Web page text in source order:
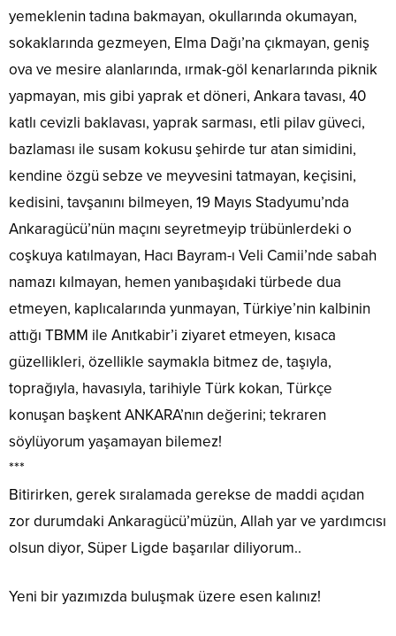
yemeklenin tadına bakmayan, okullarında okumayan,
sokaklarında gezmeyen, Elma Dağı’na çıkmayan, geniş
ova ve mesire alanlarında, ırmak-göl kenarlarında piknik
yapmayan, mis gibi yaprak et döneri, Ankara tavası, 40
katlı cevizli baklavası, yaprak sarması, etli pilav güveci,
bazlaması ile susam kokusu şehirde tur atan simidini,
kendine özgü sebze ve meyvesini tatmayan, keçisini,
kedisini, tavşanını bilmeyen, 19 Mayıs Stadyumu’nda
Ankaragücü’nün maçını seyretmeyip trübünlerdeki o
coşkuya katılmayan, Hacı Bayram-ı Veli Camii’nde sabah
namazı kılmayan, hemen yanıbaşıdaki türbede dua
etmeyen, kaplıcalarında yunmayan, Türkiye’nin kalbinin
attığı TBMM ile Anıtkabir’i ziyaret etmeyen, kısaca
güzellikleri, özellikle saymakla bitmez de, taşıyla,
toprağıyla, havasıyla, tarihiyle Türk kokan, Türkçe
konuşan başkent ANKARA’nın değerini; tekraren
söylüyorum yaşamayan bilemez!
***
Bitirirken, gerek sıralamada gerekse de maddi açıdan
zor durumdaki Ankaragücü’müzün, Allah yar ve yardımcısı
olsun diyor, Süper Ligde başarılar diliyorum..
Yeni bir yazımızda buluşmak üzere esen kalınız!